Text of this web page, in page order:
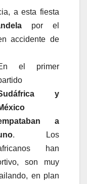
a esta fiesta
por el
accidente de
el primer
y
a
. Los
han
son muy
en plan